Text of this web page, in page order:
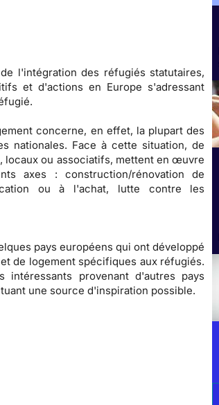
l'intégration des réfugiés statutaires,
et d'actions en Europe s'adressant
concerne, en effet, la plupart des
nationales. Face à cette situation, de
locaux ou associatifs, mettent en œuvre
axes :construction/rénovation de
ou à l'achat, lutte contre les
pays européens qui ont développé
de logement spécifiques aux réfugiés.
provenant d'autres pays
une source d'inspiration possible.